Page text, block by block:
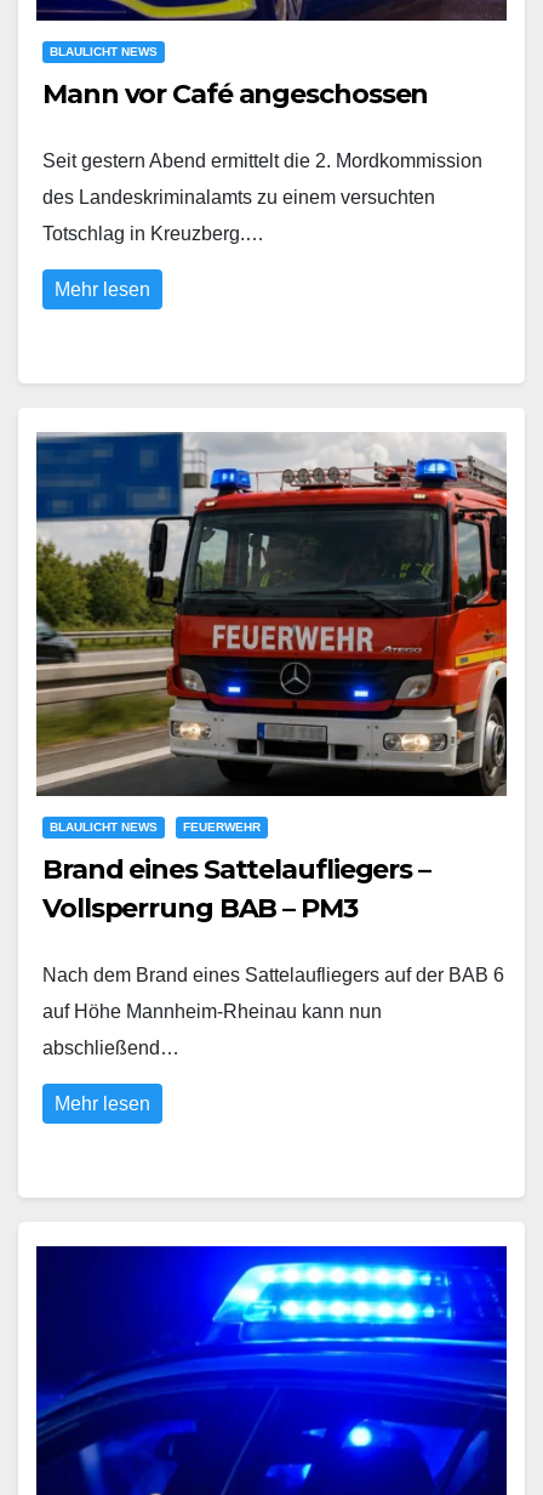
BLAULICHT NEWS
Mann vor Café angeschossen
Seit gestern Abend ermittelt die 2. Mordkommission
des Landeskriminalamts zu einem versuchten
Totschlag in Kreuzberg.…
Mehr lesen
BLAULICHT NEWS FEUERWEHR
Brand eines Sattelaufliegers –
Vollsperrung BAB – PM3
Nach dem Brand eines Sattelaufliegers auf der BAB 6
auf Höhe Mannheim-Rheinau kann nun
abschließend…
Mehr lesen